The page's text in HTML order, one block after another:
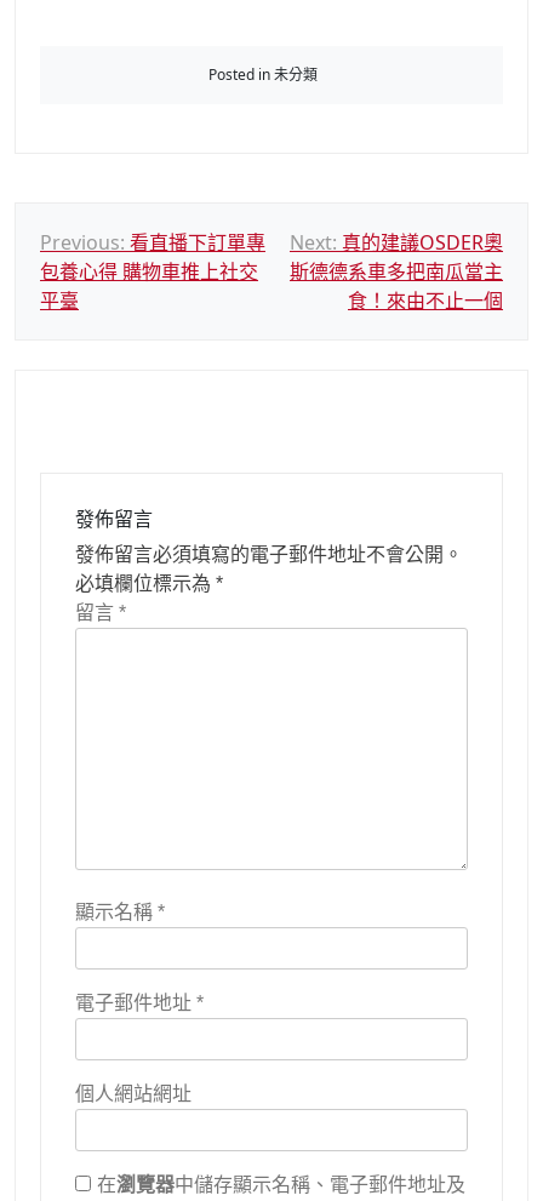
Posted in 未分類
文
章
導
Previous: 看直播下訂單專
包養心得 購物車推上社交
平臺
Next: 真的建議OSDER奧
斯德德系車多把南瓜當主
食！來由不止一個
發佈留言
發佈留言必須填寫的電子郵件地址不會公開。
必填欄位標示為 *
留言 *
顯示名稱 *
電子郵件地址 *
個人網站網址
在瀏覽器中儲存顯示名稱、電子郵件地址及